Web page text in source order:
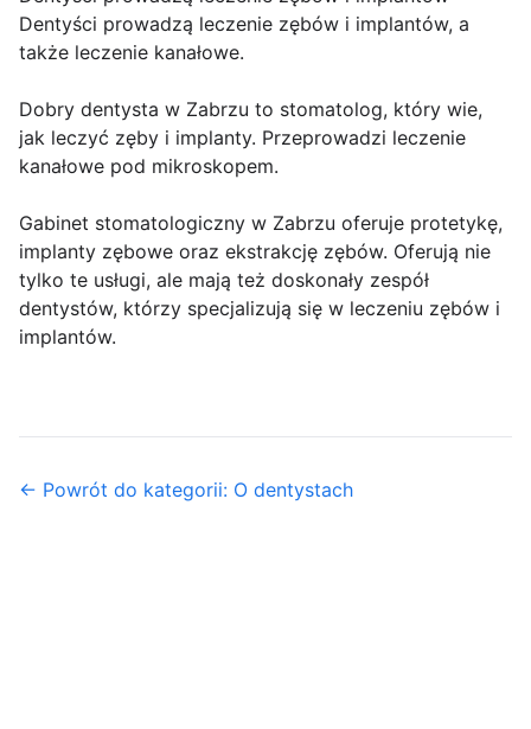
Dentyści prowadzą leczenie zębów i implantów, a
także leczenie kanałowe.
Dobry dentysta w Zabrzu to stomatolog, który wie,
jak leczyć zęby i implanty. Przeprowadzi leczenie
kanałowe pod mikroskopem.
Gabinet stomatologiczny w Zabrzu oferuje protetykę,
implanty zębowe oraz ekstrakcję zębów. Oferują nie
tylko te usługi, ale mają też doskonały zespół
dentystów, którzy specjalizują się w leczeniu zębów i
implantów.
← Powrót do kategorii: O dentystach